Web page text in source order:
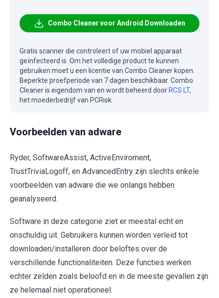
Combo Cleaner voor Android Downloaden
Gratis scanner die controleert of uw mobiel apparaat
geïnfecteerd is. Om het volledige product te kunnen
gebruiken moet u een licentie van Combo Cleaner kopen.
Beperkte proefperiode van 7 dagen beschikbaar. Combo
Cleaner is eigendom van en wordt beheerd door RCS LT,
het moederbedrijf van PCRisk.
Voorbeelden van adware
Ryder, SoftwareAssist, ActiveEnviroment,
TrustTriviaLogoff, en AdvancedEntry zijn slechts enkele
voorbeelden van adware die we onlangs hebben
geanalyseerd.
Software in deze categorie ziet er meestal echt en
onschuldig uit. Gebruikers kunnen worden verleid tot
downloaden/installeren door beloftes over de
verschillende functionaliteiten. Deze functies werken
echter zelden zoals beloofd en in de meeste gevallen zijn
ze helemaal niet operationeel.